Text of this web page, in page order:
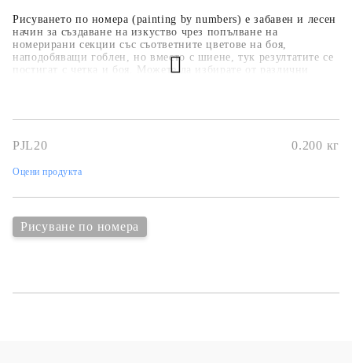
Рисуването по номера (painting by numbers) е забавен и лесен
начин за създаване на изкуство чрез попълване на
номерирани секции със съответните цветове на боя,
наподобяващи гоблен, но вместо с шиене, тук резултатите се
постигат с четка и боя. Можете да избирате от различни
PJL20 0.200 кг
Оцени продукта
Рисуване по номера